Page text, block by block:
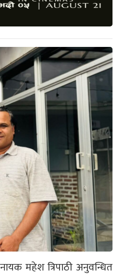
महेश त्रिपाठी अनुवन्धित